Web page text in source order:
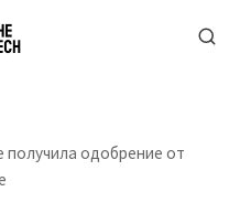
получила одобрение от